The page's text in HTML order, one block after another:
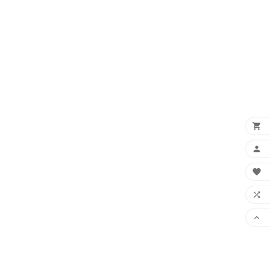




